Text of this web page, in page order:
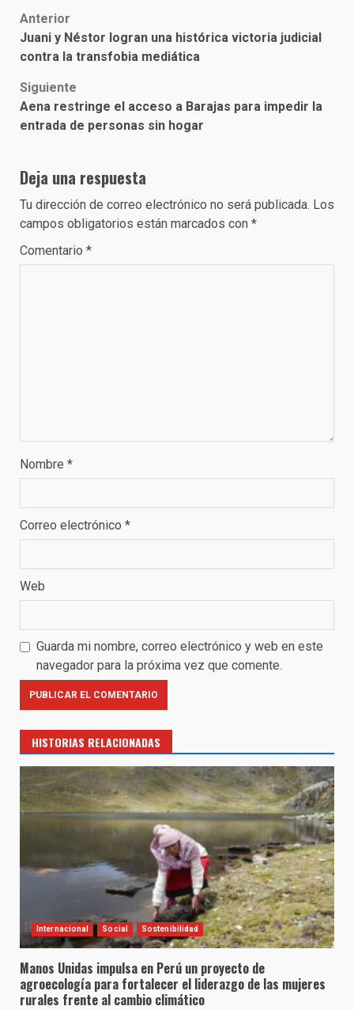
Post
navigation
Anterior
Juani y Néstor logran una histórica victoria judicial
contra la transfobia mediática
Siguiente
Aena restringe el acceso a Barajas para impedir la
entrada de personas sin hogar
Deja una respuesta
Tu dirección de correo electrónico no será publicada. Los
campos obligatorios están marcados con *
Comentario *
Nombre *
Correo electrónico *
Web
Guarda mi nombre, correo electrónico y web en este
navegador para la próxima vez que comente.
HISTORIAS RELACIONADAS
Internacional Social Sostenibilidad
Manos Unidas impulsa en Perú un proyecto de
agroecología para fortalecer el liderazgo de las mujeres
rurales frente al cambio climático